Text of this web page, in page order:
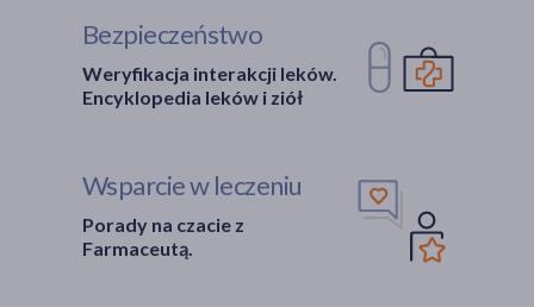
Bezpieczeństwo
Weryfikacja interakcji leków.
Encyklopedia leków i ziół
Wsparcie w leczeniu
Porady na czacie z
Farmaceutą.